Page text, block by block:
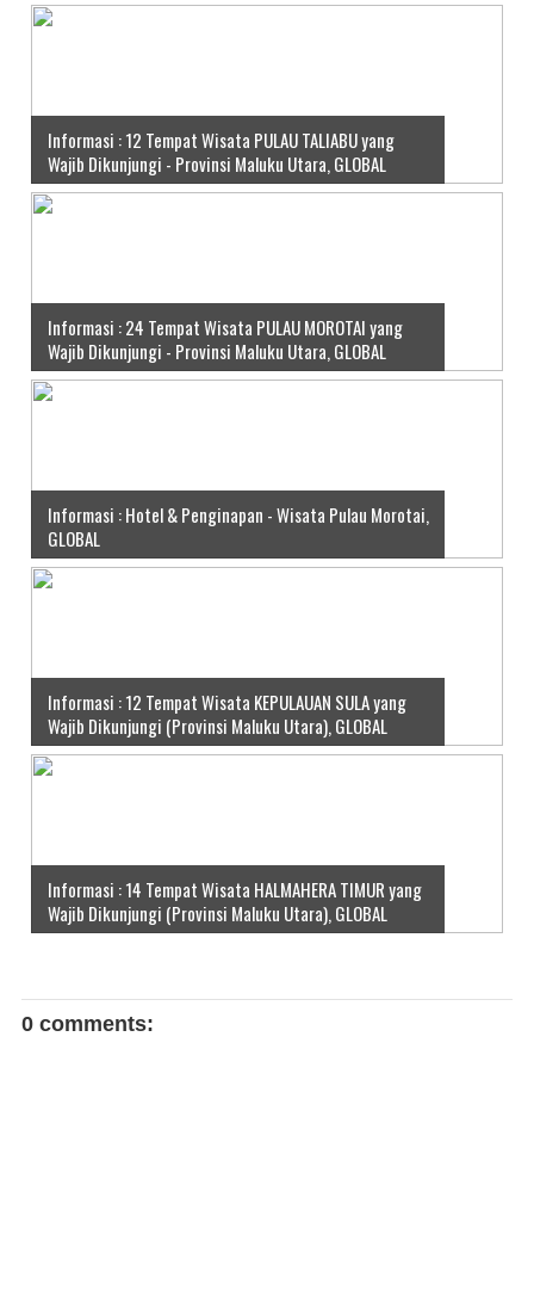
Informasi : 12 Tempat Wisata PULAU TALIABU yang
Wajib Dikunjungi - Provinsi Maluku Utara, GLOBAL
Informasi : 24 Tempat Wisata PULAU MOROTAI yang
Wajib Dikunjungi - Provinsi Maluku Utara, GLOBAL
Informasi : Hotel & Penginapan - Wisata Pulau Morotai,
GLOBAL
Informasi : 12 Tempat Wisata KEPULAUAN SULA yang
Wajib Dikunjungi (Provinsi Maluku Utara), GLOBAL
Informasi : 14 Tempat Wisata HALMAHERA TIMUR yang
Wajib Dikunjungi (Provinsi Maluku Utara), GLOBAL
0 comments: